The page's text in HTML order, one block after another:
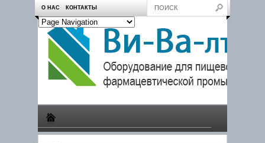
О НАС КОНТАКТЫ